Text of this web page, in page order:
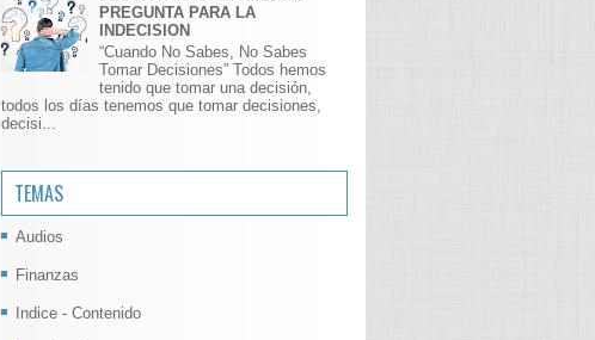
PREGUNTA PARA LA
INDECISION
“Cuando No Sabes, No Sabes
Tomar Decisiones” Todos hemos
tenido que tomar una decisión,
todos los días tenemos que tomar decisiones,
decisi...
TEMAS
Audios
Finanzas
Indice - Contenido